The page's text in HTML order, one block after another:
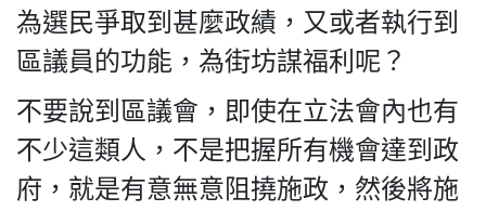
私
隱
政
策
為選民爭取到甚麼政績，又或者執行到
區議員的功能，為街坊謀福利呢？
不要說到區議會，即使在立法會內也有
不少這類人，不是把握所有機會達到政
府，就是有意無意阻撓施政，然後將施